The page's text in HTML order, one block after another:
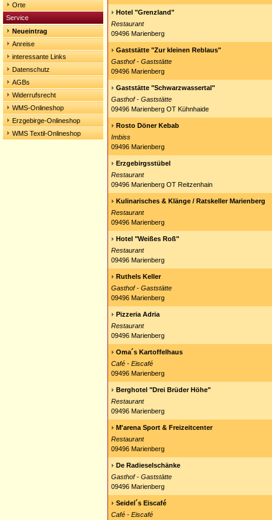
Orte
Service
Neueintrag
Anreise
interessante Links
Datenschutz
AGBs
Widerrufsrecht
WMS-Onlineshop
Erzgebirge-Onlineshop
WMS Textil-Onlineshop
Hotel "Grenzland"
Restaurant
09496 Marienberg
Gaststätte "Zur kleinen Reblaus"
Gasthof - Gaststätte
09496 Marienberg
Gaststätte "Schwarzwassertal"
Gasthof - Gaststätte
09496 Marienberg OT Kühnhaide
Rosto Döner Kebab
Imbiss
09496 Marienberg
Erzgebirgsstübel
Restaurant
09496 Marienberg OT Reitzenhain
Kulinarisches & Klänge / Ratskeller Marienberg
Restaurant
09496 Marienberg
Hotel "Weißes Roß"
Restaurant
09496 Marienberg
Ruthels Keller
Gasthof - Gaststätte
09496 Marienberg
Pizzeria Adria
Restaurant
09496 Marienberg
Oma´s Kartoffelhaus
Café - Eiscafé
09496 Marienberg
Berghotel "Drei Brüder Höhe"
Restaurant
09496 Marienberg
M'arena Sport & Freizeitcenter
Restaurant
09496 Marienberg
De Radieselschänke
Gasthof - Gaststätte
09496 Marienberg
Seidel´s Eiscafé
Café - Eiscafé